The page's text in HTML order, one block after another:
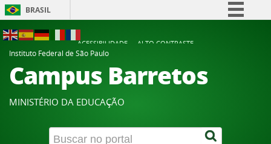
BRASIL
Participe
Acesso à informação
Canais
ACESSIBILIDADE
ALTO CONTRASTE
Instituto Federal de São Paulo
Campus Barretos
MINISTÉRIO DA EDUCAÇÃO